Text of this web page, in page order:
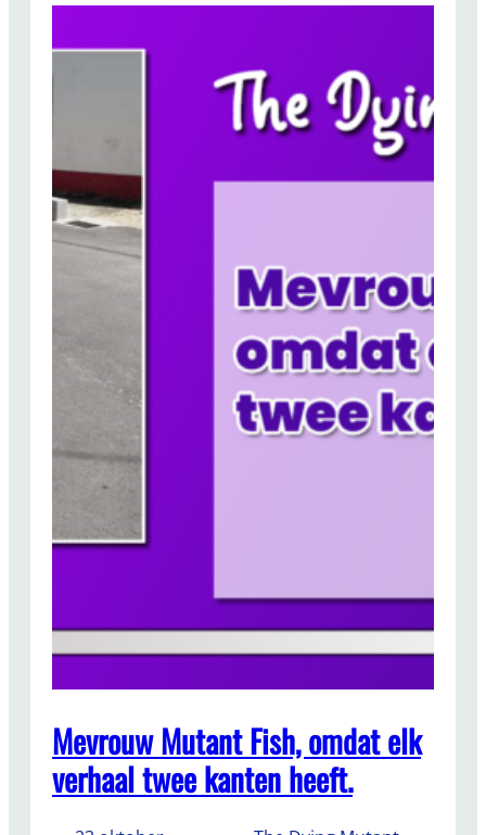
Mevrouw Mutant Fish, omdat elk
verhaal twee kanten heeft.